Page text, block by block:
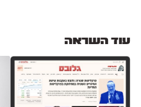
עוד השראה